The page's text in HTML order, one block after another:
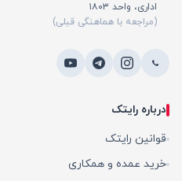
اداری، واحد ۱۸۰۳
(مراجعه با هماهنگی قبلی)
درباره رایتک
قوانین رایتک
خرید عمده و همکاری